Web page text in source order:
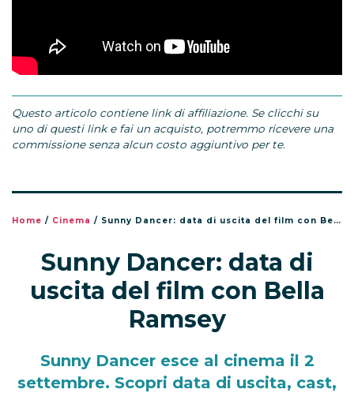
Questo articolo contiene link di affiliazione. Se clicchi su
uno di questi link e fai un acquisto, potremmo ricevere una
commissione senza alcun costo aggiuntivo per te.
Home / Cinema / Sunny Dancer: data di uscita del film con Bella Ramsey
Sunny Dancer: data di
uscita del film con Bella
Ramsey
Sunny Dancer esce al cinema il 2
settembre. Scopri data di uscita, cast,